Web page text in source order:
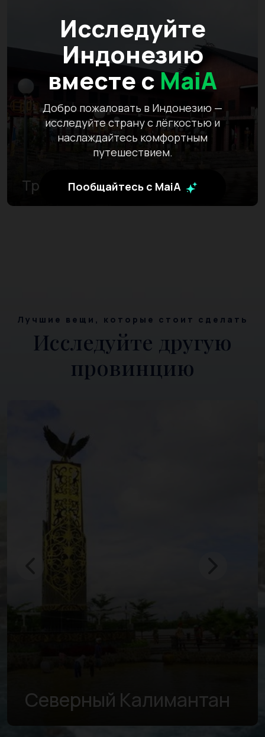
Исследуйте
Индонезию
вместе сMaiA
Добро пожаловать в Индонезию —
исследуйте страну с лёгкостью и
наслаждайтесь комфортным
путешествием.
Пообщайтесь с MaiA
Традиционный дом Радакнг
Лучшие вещи, которые стоит сделать
Исследуйте другую
провинцию
Северный Калимантан